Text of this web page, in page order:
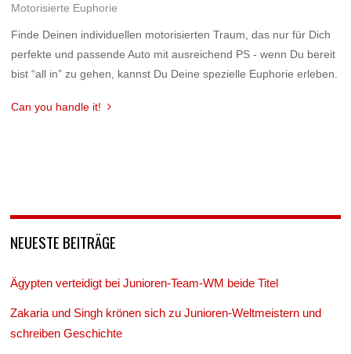
Motorisierte Euphorie
Finde Deinen individuellen motorisierten Traum, das nur für Dich
perfekte und passende Auto mit ausreichend PS - wenn Du bereit
bist “all in” zu gehen, kannst Du Deine spezielle Euphorie erleben.
Can you handle it!
NEUESTE BEITRÄGE
Ägypten verteidigt bei Junioren-Team-WM beide Titel
Zakaria und Singh krönen sich zu Junioren-Weltmeistern und
schreiben Geschichte